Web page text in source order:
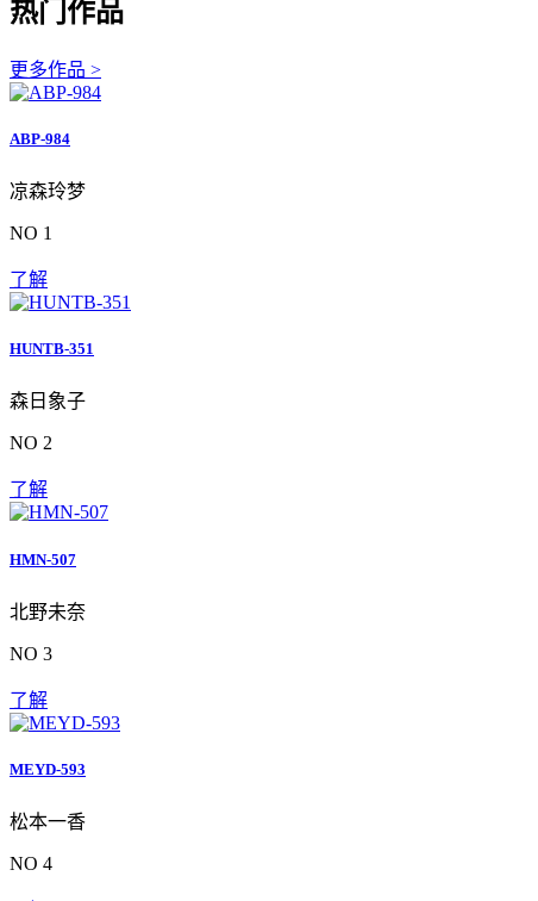
热门作品
更多作品 >
ABP-984
凉森玲梦
NO 1
了解
HUNTB-351
森日象子
NO 2
了解
HMN-507
北野未奈
NO 3
了解
MEYD-593
松本一香
NO 4